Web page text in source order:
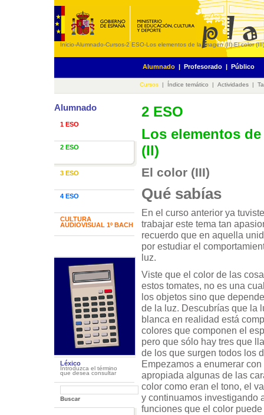
Inicio-Alumnado-Cursos-2 ESO-Los elementos de la imagen (II)-El color (III)
Alumnado | Profesorado | Público
Cursos | Índice temático | Actividades |
Alumnado
1 ESO
2 ESO
3 ESO
4 ESO
CULTURA
AUDIOVISUAL 1º BACH
Léxico
Introduzca el término
que desea consultar
2 ESO
Los elementos
(II)
El color (III)
Qué sabías
En el curso anterior ya
trabajar este tema tan
recuerdo que en aquella
por estudiar el
luz.
Viste que el color de las
estos tomates, no es una
los objetos sino que
de la luz. Descubrías que la
blanca en realidad está
colores que componen el
pero que sólo hay tres que
de los que surgen todos los
Empezamos a enumerar
apropiada algunas de las
color como eran el tono, el
y continuamos investigando
funciones que el color